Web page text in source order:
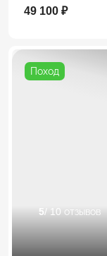
49 100 ₽
Поход
5/ 10 отзывов